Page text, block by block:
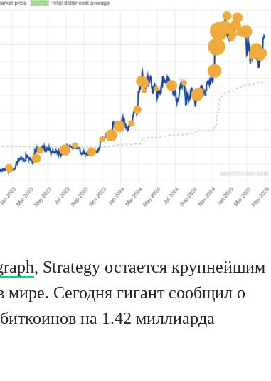
, Strategy остается крупнейшим
Сегодня гигант сообщил о
на 1.42 миллиарда